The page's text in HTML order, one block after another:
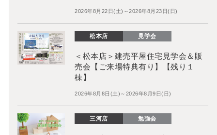
2026年8月22日(土)～2026年8月23日(日)
松本店 見学会
＜松本店＞建売平屋住宅見学会＆販
売会【ご来場特典有り】【残り１
棟】
2026年8月8日(土)～2026年8月9日(日)
三河店 勉強会